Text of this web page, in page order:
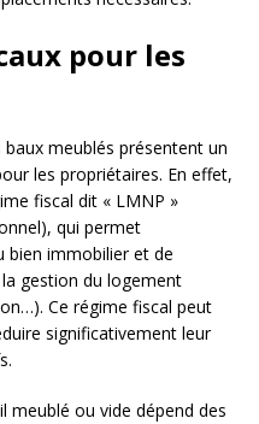
pour les
meublés présentent un
les propriétaires. En effet,
fiscal dit « LMNP »
qui permet
bien immobilier et de
gestion du logement
Ce régime fiscal peut
significativement leur
meublé ou vide dépend des